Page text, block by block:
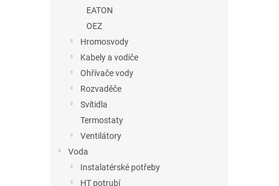
EATON
OEZ
Hromosvody
Kabely a vodiče
Ohřívače vody
Rozvaděče
Svítidla
Termostaty
Ventilátory
Voda
Instalatérské potřeby
HT potrubí